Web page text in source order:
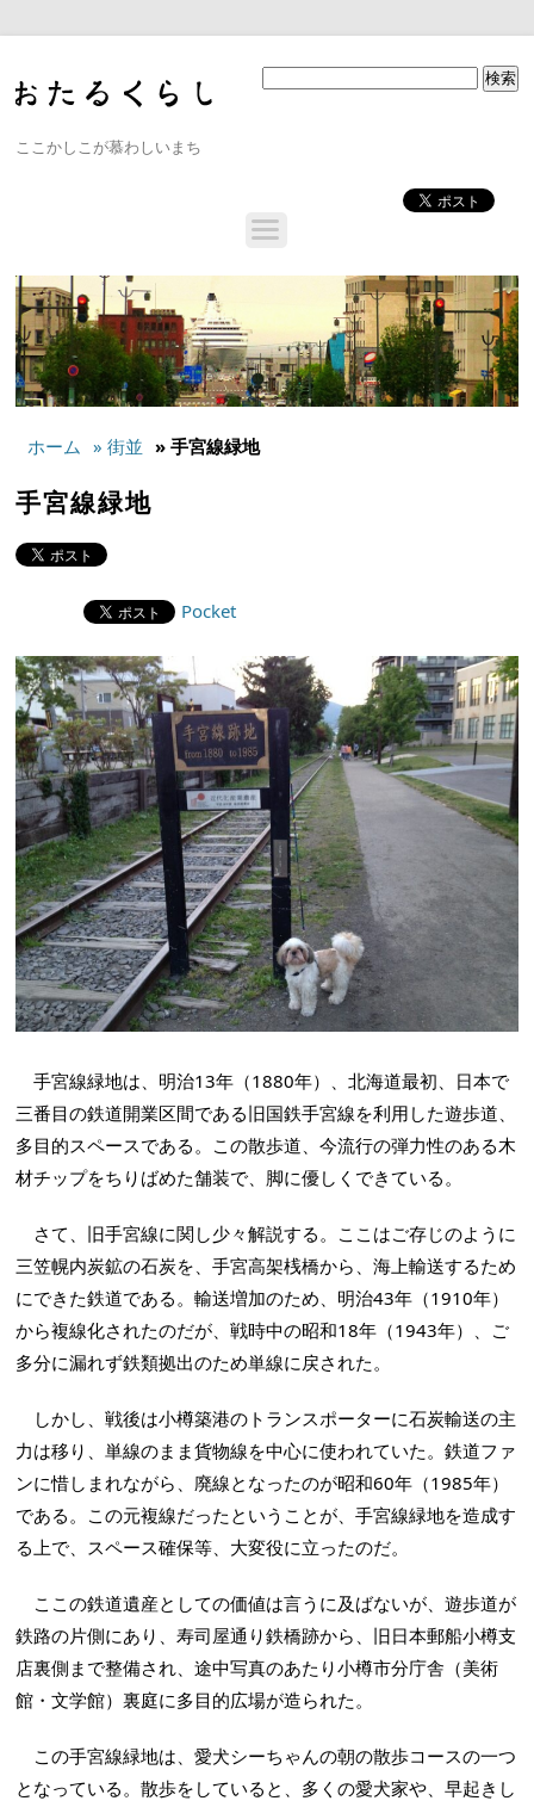
ここかしこが慕わしいまち
ホーム » 街並 » 手宮線緑地
手宮線緑地
Pocket
手宮線緑地は、明治13年（1880年）、北海道最初、日本で
三番目の鉄道開業区間である旧国鉄手宮線を利用した遊歩道、
多目的スペースである。この散歩道、今流行の弾力性のある木
材チップをちりばめた舗装で、脚に優しくできている。
さて、旧手宮線に関し少々解説する。ここはご存じのように
三笠幌内炭鉱の石炭を、手宮高架桟橋から、海上輸送するため
にできた鉄道である。輸送増加のため、明治43年（1910年）
から複線化されたのだが、戦時中の昭和18年（1943年）、ご
多分に漏れず鉄類拠出のため単線に戻された。
しかし、戦後は小樽築港のトランスポーターに石炭輸送の主
力は移り、単線のまま貨物線を中心に使われていた。鉄道ファ
ンに惜しまれながら、廃線となったのが昭和60年（1985年）
である。この元複線だったということが、手宮線緑地を造成す
る上で、スペース確保等、大変役に立ったのだ。
ここの鉄道遺産としての価値は言うに及ばないが、遊歩道が
鉄路の片側にあり、寿司屋通り鉄橋跡から、旧日本郵船小樽支
店裏側まで整備され、途中写真のあたり小樽市分庁舎（美術
館・文学館）裏庭に多目的広場が造られた。
この手宮線緑地は、愛犬シーちゃんの朝の散歩コースの一つ
となっている。散歩をしていると、多くの愛犬家や、早起きし